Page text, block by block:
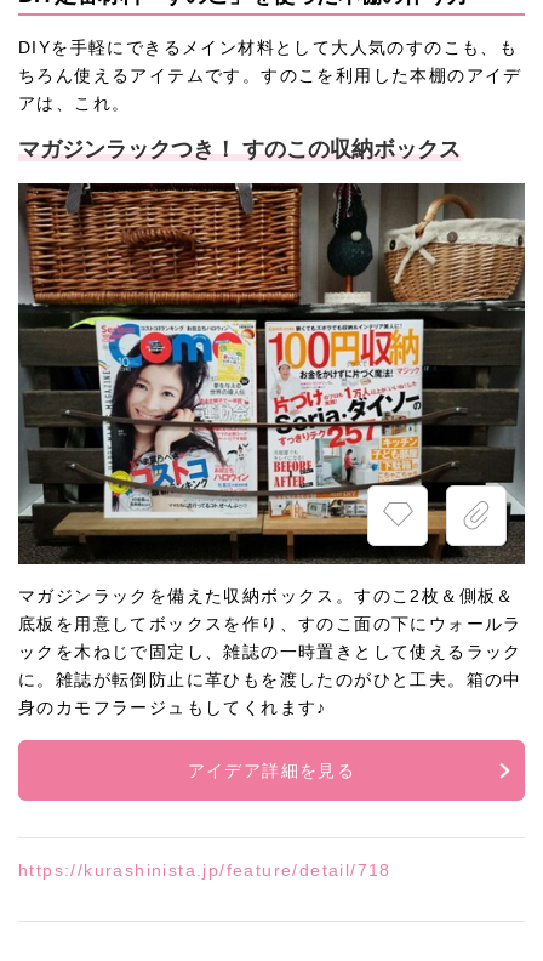
DIYを手軽にできるメイン材料として大人気のすのこも、も
ちろん使えるアイテムです。すのこを利用した本棚のアイデ
アは、これ。
マガジンラックつき！ すのこの収納ボックス
マガジンラックを備えた収納ボックス。すのこ2枚＆側板＆
底板を用意してボックスを作り、すのこ面の下にウォールラ
ックを木ねじで固定し、雑誌の一時置きとして使えるラック
に。雑誌が転倒防止に革ひもを渡したのがひと工夫。箱の中
身のカモフラージュもしてくれます♪
アイデア詳細を見る
https://kurashinista.jp/feature/detail/718